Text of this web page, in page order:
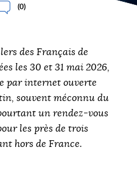
(0)
des Français de
les 30 et 31 mai 2026,
par internet ouverte
souvent méconnu du
un rendez-vous
les près de trois
hors de France.